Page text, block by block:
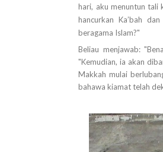
hari, aku menuntun tali
hancurkan Ka’bah
beragama Islam?"
Beliau menjawab:
"Kemudian, ia akan
Makkah mulai
bahawa kiamat telah